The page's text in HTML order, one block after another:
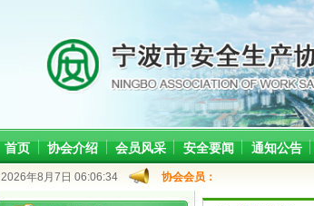
首页 协会介绍 会员风采 安全要闻 通知公告
2026年8月7日 06:06:34 协会会员：